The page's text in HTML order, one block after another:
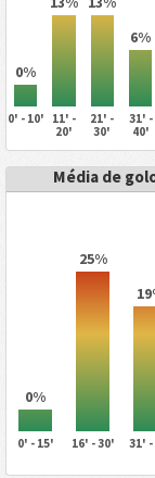
0%
6%
0' - 10'
11' -
20'
21' -
30'
31' -
40'
Média de
0%
25%
0' - 15' 16' - 30' 31' -